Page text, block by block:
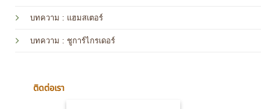
บทความ : แฮมสเตอร์
บทความ : ชูการ์ไกรเดอร์
ติดต่อเรา